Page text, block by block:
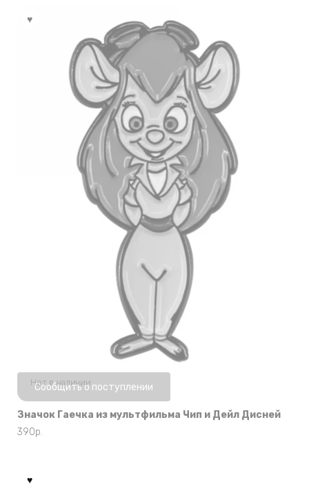
на
странице
товара.
Нет в наличии
Сообщить о поступлении
Значок Гаечка из мультфильма Чип и Дейл Дисней
390р.